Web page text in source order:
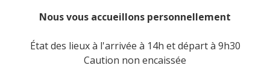
Nous vous accueillons personnellement
État des lieux à l'arrivée à 14h et départ à 9h30
Caution non encaissée